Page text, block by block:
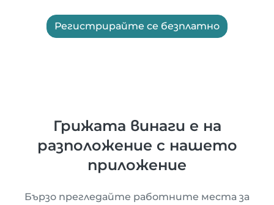
Регистрирайте се безплатно
Грижата винаги е на
разположение с нашето
приложение
Бързо прегледайте работните места за